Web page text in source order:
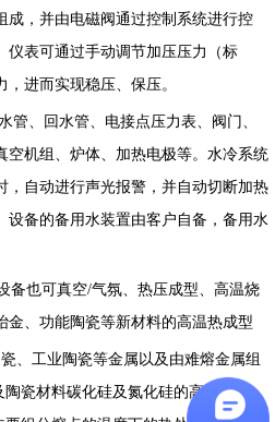
成，并由电磁阀通过控制系统进行控
仪表可通过手动调节加压压力（标
进而实现稳压、保压。
管、回水管、电接点压力表、阀门、
空机组、炉体、加热电极等。水冷系统
，自动进行声光报警，并自动切断加热
设备的备用水装置由客户自备，备用水
备也可真空/气氛、热压成型、高温烧
金、功能陶瓷等新材料的高温热成型
、工业陶瓷等金属以及由难熔金属组
瓷材料碳化硅及氮化硅的高温烧结，